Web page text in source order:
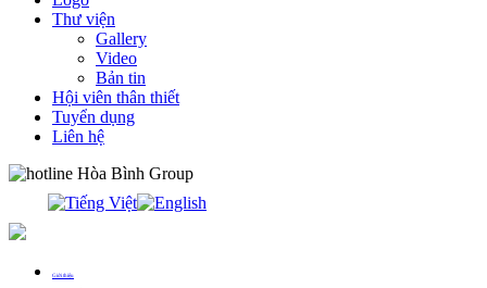
Thư viện
Gallery
Video
Bản tin
Hội viên thân thiết
Tuyển dụng
Liên hệ
Giới thiệu